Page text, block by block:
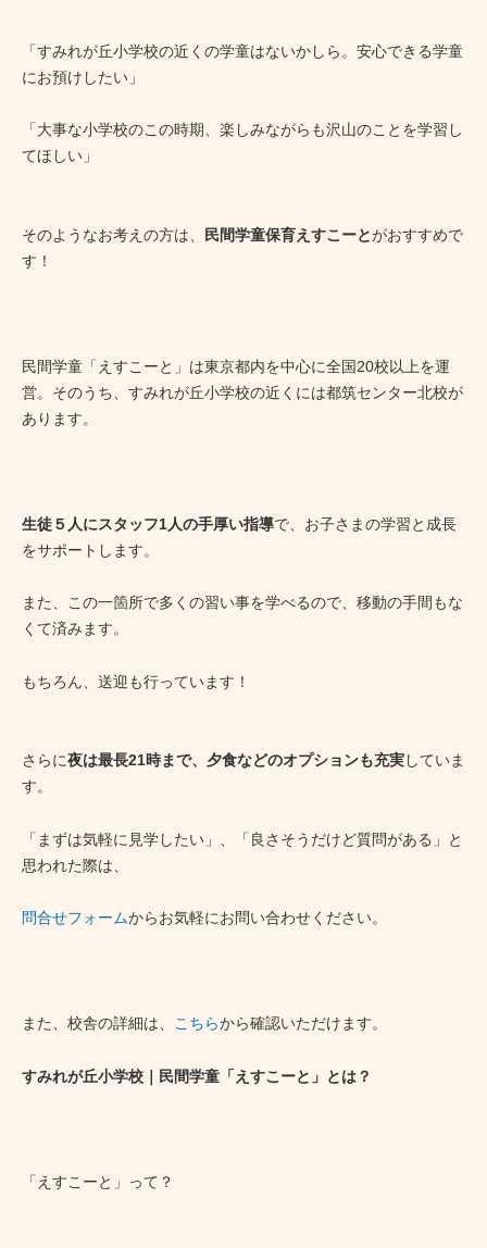
「すみれが丘小学校の近くの学童はないかしら。安心できる学童
にお預けしたい」
「大事な小学校のこの時期、楽しみながらも沢山のことを学習し
てほしい」
そのようなお考えの方は、 民間学童保育えすこーとがおすすめで
す！
民間学童「えすこーと」は東京都内を中心に全国20校以上を運
営。そのうち、すみれが丘小学校の近くには都筑センター北校が
あります。
生徒５人にスタッフ1人の手厚い指導で、お子さまの学習と成長
をサポートします。
また、この一箇所で多くの習い事を学べるので、移動の手間もな
くて済みます。
もちろん、送迎も行っています！
さらに夜は最長21時まで、夕食などのオプションも充実していま
す。
「まずは気軽に見学したい」、「良さそうだけど質問がある」と
思われた際は、
問合せフォームからお気軽にお問い合わせください。
また、校舎の詳細は、 こちらから確認いただけます。
すみれが丘小学校｜民間学童「えすこーと」とは？
「えすこーと」って？